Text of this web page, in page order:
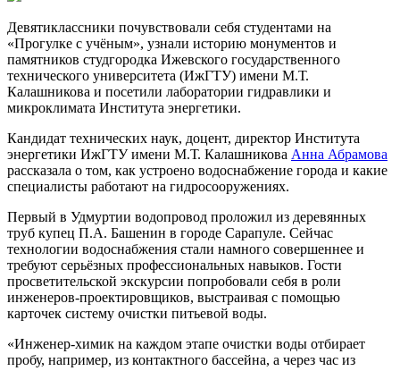
Девятиклассники почувствовали себя студентами на
«Прогулке с учёным», узнали историю монументов и
памятников студгородка Ижевского государственного
технического университета (ИжГТУ) имени М.Т.
Калашникова и посетили лаборатории гидравлики и
микроклимата Института энергетики.
Кандидат технических наук, доцент, директор Института
энергетики ИжГТУ имени М.Т. Калашникова Анна Абрамова
рассказала о том, как устроено водоснабжение города и какие
специалисты работают на гидросооружениях.
Первый в Удмуртии водопровод проложил из деревянных
труб купец П.А. Башенин в городе Сарапуле. Сейчас
технологии водоснабжения стали намного совершеннее и
требуют серьёзных профессиональных навыков. Гости
просветительской экскурсии попробовали себя в роли
инженеров-проектировщиков, выстраивая с помощью
карточек систему очистки питьевой воды.
«Инженер-химик на каждом этапе очистки воды отбирает
пробу, например, из контактного бассейна, а через час из